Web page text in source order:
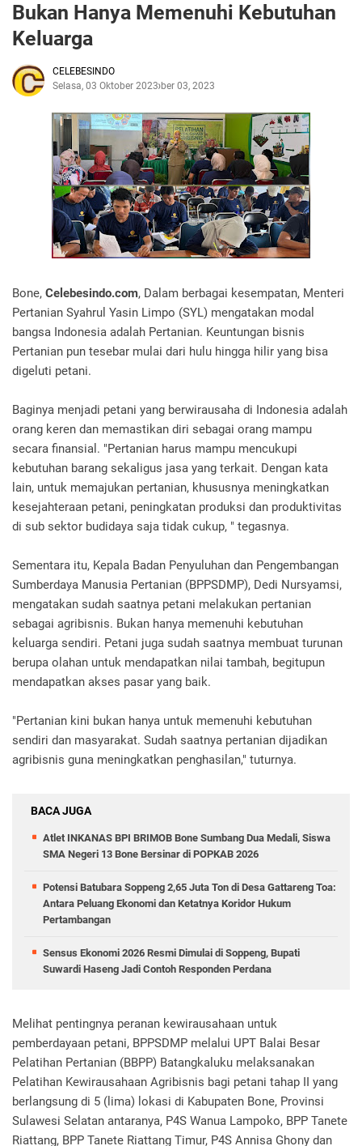
Bukan Hanya Memenuhi Kebutuhan
Keluarga
CELEBESINDO
Selasa, 03 Oktober 2023Oktober 03, 2023
Bone, Celebesindo.com, Dalam berbagai kesempatan, Menteri
Pertanian Syahrul Yasin Limpo (SYL) mengatakan modal
bangsa Indonesia adalah Pertanian. Keuntungan bisnis
Pertanian pun tesebar mulai dari hulu hingga hilir yang bisa
digeluti petani.
Baginya menjadi petani yang berwirausaha di Indonesia adalah
orang keren dan memastikan diri sebagai orang mampu
secara finansial. "Pertanian harus mampu mencukupi
kebutuhan barang sekaligus jasa yang terkait. Dengan kata
lain, untuk memajukan pertanian, khususnya meningkatkan
kesejahteraan petani, peningkatan produksi dan produktivitas
di sub sektor budidaya saja tidak cukup, " tegasnya.
Sementara itu, Kepala Badan Penyuluhan dan Pengembangan
Sumberdaya Manusia Pertanian (BPPSDMP), Dedi Nursyamsi,
mengatakan sudah saatnya petani melakukan pertanian
sebagai agribisnis. Bukan hanya memenuhi kebutuhan
keluarga sendiri. Petani juga sudah saatnya membuat turunan
berupa olahan untuk mendapatkan nilai tambah, begitupun
mendapatkan akses pasar yang baik.
"Pertanian kini bukan hanya untuk memenuhi kebutuhan
sendiri dan masyarakat. Sudah saatnya pertanian dijadikan
agribisnis guna meningkatkan penghasilan," tuturnya.
BACA JUGA
Atlet INKANAS BPI BRIMOB Bone Sumbang Dua Medali, Siswa
SMA Negeri 13 Bone Bersinar di POPKAB 2026
Potensi Batubara Soppeng 2,65 Juta Ton di Desa Gattareng Toa:
Antara Peluang Ekonomi dan Ketatnya Koridor Hukum
Pertambangan
Sensus Ekonomi 2026 Resmi Dimulai di Soppeng, Bupati
Suwardi Haseng Jadi Contoh Responden Perdana
Melihat pentingnya peranan kewirausahaan untuk
pemberdayaan petani, BPPSDMP melalui UPT Balai Besar
Pelatihan Pertanian (BBPP) Batangkaluku melaksanakan
Pelatihan Kewirausahaan Agribisnis bagi petani tahap II yang
berlangsung di 5 (lima) lokasi di Kabupaten Bone, Provinsi
Sulawesi Selatan antaranya, P4S Wanua Lampoko, BPP Tanete
Riattang, BPP Tanete Riattang Timur, P4S Annisa Ghony dan